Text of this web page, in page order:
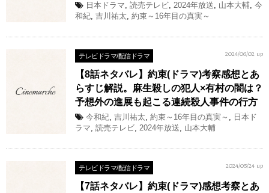
日本ドラマ, 読売テレビ, 2024年放送, 山本大輔, 今
和紀, 吉川祐太, 約束～16年目の真実～
テレビドラマ/配信ドラマ 2024/06/02 up
【8話ネタバレ】約束(ドラマ)考察感想とあ
らすじ解説。麻生殺しの犯人×有村の闇は？
予想外の進展も起こる連続殺人事件の行方
今和紀, 吉川祐太, 約束～16年目の真実～ , 日本ド
ラマ, 読売テレビ, 2024年放送, 山本大輔
テレビドラマ/配信ドラマ 2024/05/24 up
【7話ネタバレ】約束(ドラマ)感想考察とあ